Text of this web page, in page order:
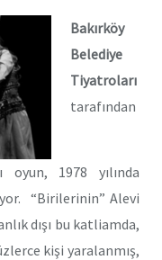
Bakırköy
Belediye
Tiyatroları
tarafından
oyun, 1978 yılında
“Birilerinin” Alevi
dışı bu katliamda,
kişi yaralanmış,